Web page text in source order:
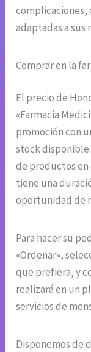
complicaciones,
adaptadas a sus
Comprar en la
El precio de
«Farmacia
promoción con
stock
de productos
tiene una
oportunidad de
Para hacer su
«Ordenar»,
que prefiera, y
realizará en un
servicios de
Disponemos de